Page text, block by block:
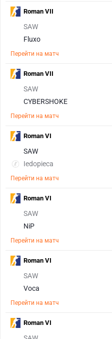
SAW
Fluxo
Перейти на матч
Roman VII
SAW
CYBERSHOKE
Перейти на матч
Roman VII
SAW
Iedopieca
Перейти на матч
Roman VI
SAW
NiP
Перейти на матч
Roman VI
SAW
Voca
Перейти на матч
Roman VI
Roman VI